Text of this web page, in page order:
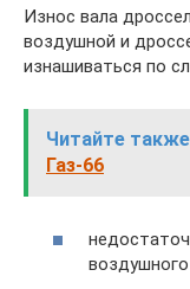
Износ вала
воздушной и
изнашиваться по
Читайте
Газ-66